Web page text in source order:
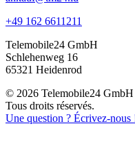
+49 162 6611211
Telemobile24 GmbH
Schlehenweg 16
65321 Heidenrod
© 2026 Telemobile24
Tous droits réservés.
Une question ? Écrivez-nous